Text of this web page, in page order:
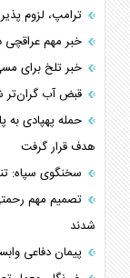
ترامپ، لزوم
خبر مهم عراقچی
خبر تلخ برای
قبض آب گران‌تر
حمله پهپادی به
هدف قرار گرفت
سخنگوی سپاه:
تصمیم مهم
شدند
پیمان دفاعی‌